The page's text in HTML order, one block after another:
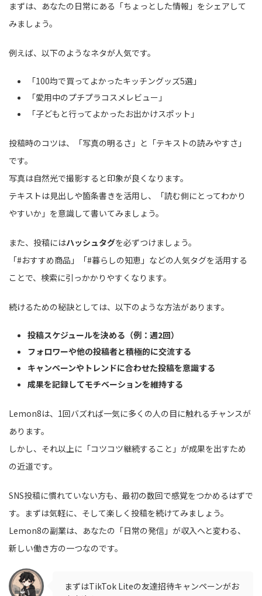
まずは、あなたの日常にある「ちょっとした情報」をシェアして
みましょう。
例えば、以下のようなネタが人気です。
「100均で買ってよかったキッチングッズ5選」
「愛用中のプチプラコスメレビュー」
「子どもと行ってよかったお出かけスポット」
投稿時のコツは、「写真の明るさ」と「テキストの読みやすさ」
です。
写真は自然光で撮影すると印象が良くなります。
テキストは見出しや箇条書きを活用し、「読む側にとってわかり
やすいか」を意識して書いてみましょう。
また、投稿にはハッシュタグを必ずつけましょう。
「#おすすめ商品」「#暮らしの知恵」などの人気タグを活用する
ことで、検索に引っかかりやすくなります。
続けるための秘訣としては、以下のような方法があります。
投稿スケジュールを決める（例：週2回）
フォロワーや他の投稿者と積極的に交流する
キャンペーンやトレンドに合わせた投稿を意識する
成果を記録してモチベーションを維持する
Lemon8は、1回バズれば一気に多くの人の目に触れるチャンスが
あります。
しかし、それ以上に「コツコツ継続すること」が成果を出すため
の近道です。
SNS投稿に慣れていない方も、最初の数回で感覚をつかめるはずで
す。まずは気軽に、そして楽しく投稿を続けてみましょう。
Lemon8の副業は、あなたの「日常の発信」が収入へと変わる、
新しい働き方の一つなのです。
まずはTikTok Liteの友達招待キャンペーンがお